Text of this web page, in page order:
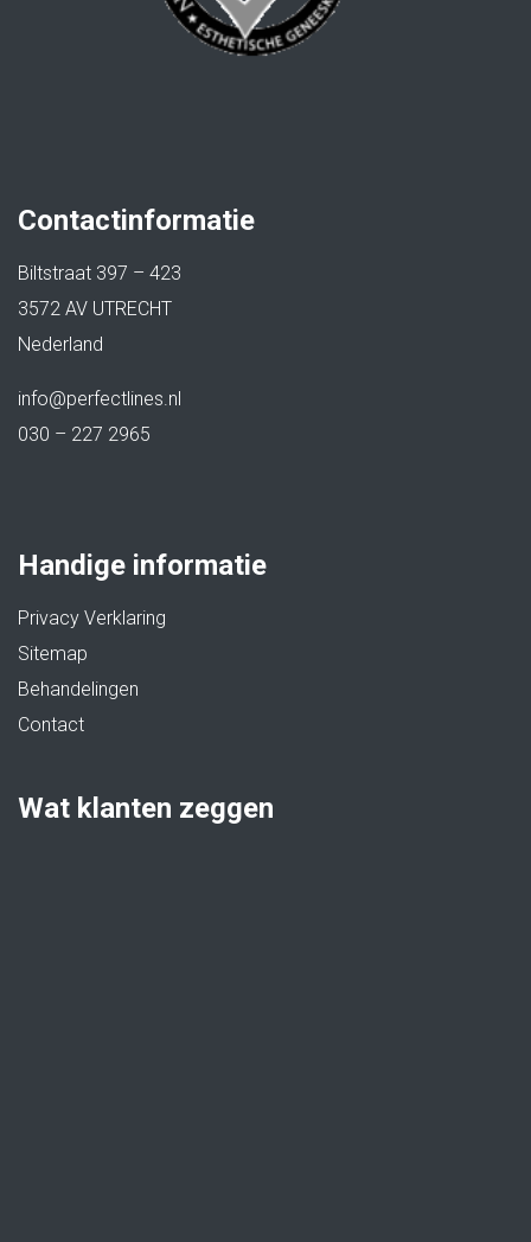
Contactinformatie
Biltstraat 397 – 423
3572 AV UTRECHT
Nederland
info@perfectlines.nl
030 – 227 2965
Handige informatie
Privacy Verklaring
Sitemap
Behandelingen
Contact
Wat klanten zeggen